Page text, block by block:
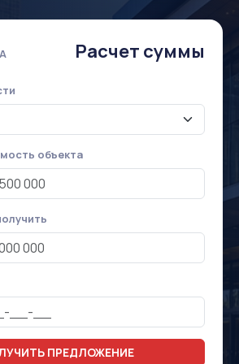
Расчет суммы
объекта
ПРЕДЛОЖЕНИЕ